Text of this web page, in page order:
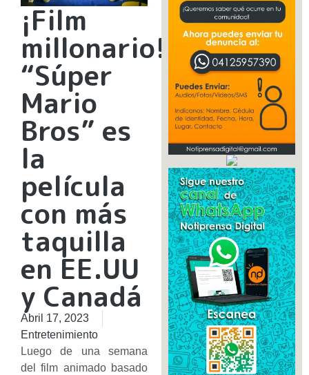
¡Film
millonario!
“Súper
Mario
Bros” es
la
película
con más
taquilla
en EE.UU
y Canadá
Abril 17, 2023
Entretenimiento
Luego de una semana
del film animado basado